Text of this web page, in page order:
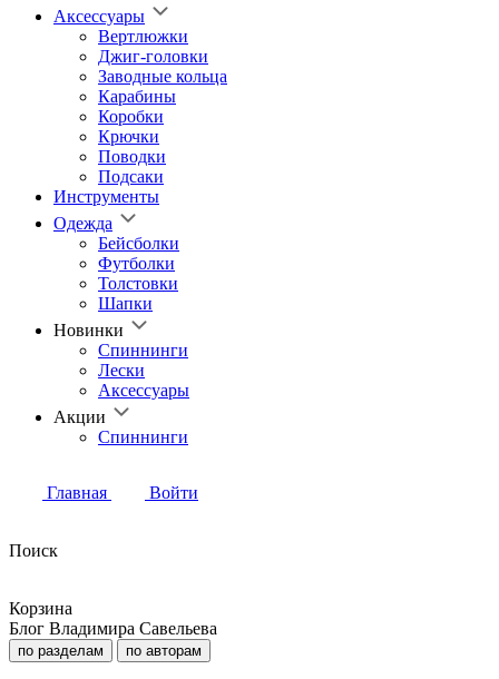
Аксессуары
Вертлюжки
Джиг-головки
Заводные кольца
Карабины
Коробки
Крючки
Поводки
Подсаки
Инструменты
Одежда
Бейсболки
Футболки
Толстовки
Шапки
Новинки
Спиннинги
Лески
Аксессуары
Акции
Спиннинги
Главная Войти
Поиск
Корзина
Блог Владимира Савельева
по разделам по авторам